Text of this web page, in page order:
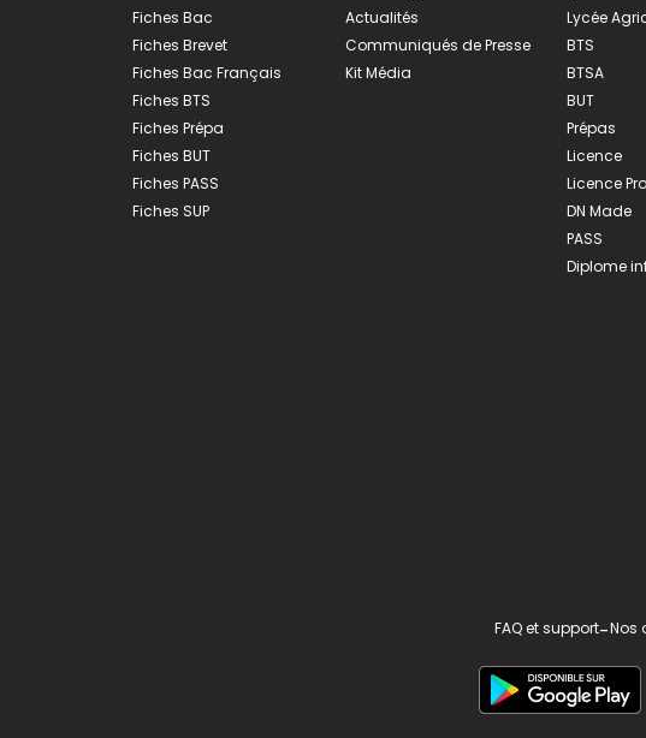
Fiches Bac
Fiches Brevet
Fiches Bac Français
Fiches BTS
Fiches Prépa
Fiches BUT
Fiches PASS
Fiches SUP
Actualités
Communiqués de Presse
Kit Média
Lycée
BTS
BTSA
BUT
Prépas
Licence
Licence Pro
DN Made
PASS
Diplome
FAQ et support-Nos